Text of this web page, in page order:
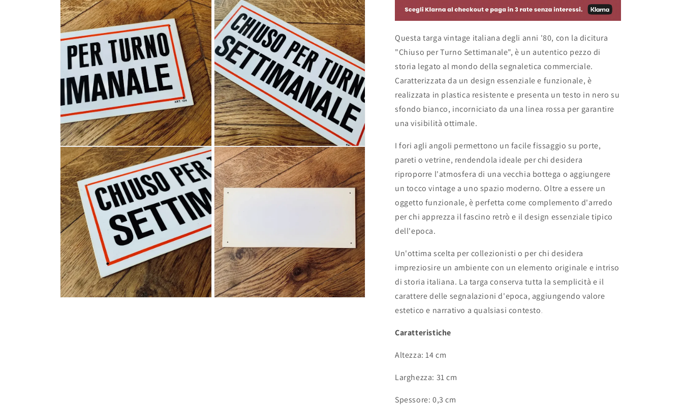
Questa targa vintage italiana degli anni '80, con la dicitura
"Chiuso per Turno Settimanale", è un autentico pezzo di
storia legato al mondo della segnaletica commerciale.
Caratterizzata da un design essenziale e funzionale, è
realizzata in plastica resistente e presenta un testo in nero su
sfondo bianco, incorniciato da una linea rossa per garantire
una visibilità ottimale.
I fori agli angoli permettono un facile fissaggio su porte,
pareti o vetrine, rendendola ideale per chi desidera
riproporre l'atmosfera di una vecchia bottega o aggiungere
un tocco vintage a uno spazio moderno. Oltre a essere un
oggetto funzionale, è perfetta come complemento d'arredo
per chi apprezza il fascino retrò e il design essenziale tipico
dell'epoca.
Un'ottima scelta per collezionisti o per chi desidera
impreziosire un ambiente con un elemento originale e intriso
di storia italiana. La targa conserva tutta la semplicità e il
carattere delle segnalazioni d'epoca, aggiungendo valore
estetico e narrativo a qualsiasi contesto .
Caratteristiche
Altezza: 14 cm
Larghezza: 31 cm
Spessore: 0,3 cm